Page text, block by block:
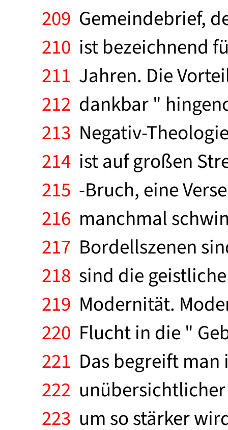
209 Gemeindebrief,
210 ist bezeichnend
211 Jahren. Die
212 dankbar "
213 Negativ-
214 ist auf großen
215 -Bruch, eine
216 manchmal
217 Bordellszenen
218 sind die
219 Modernität.
220 Flucht in die "
221 Das begreift
222
223 um so stärker